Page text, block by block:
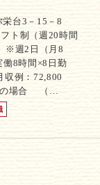
台3－15－8
ト制（週20時間
※週2日（月8
8時間×8日勤
例：72,800
の場合 （…